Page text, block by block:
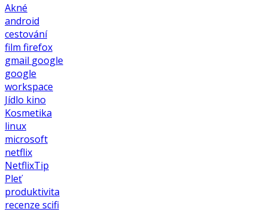
Akné
android
cestování
film firefox
gmail google
google
workspace
Jídlo kino
Kosmetika
linux
microsoft
netflix
NetflixTip
Pleť
produktivita
recenze scifi